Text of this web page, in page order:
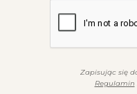
Zapisując się
Regulamin